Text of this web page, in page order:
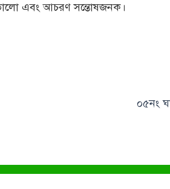
ভালো এবং আচরণ সন্তোষজনক।
০৫নং